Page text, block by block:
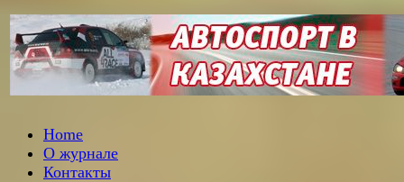
Home
О журнале
Контакты